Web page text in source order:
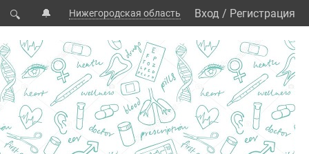
🔍 🔔 Нижегородская область Вход / Регистрация